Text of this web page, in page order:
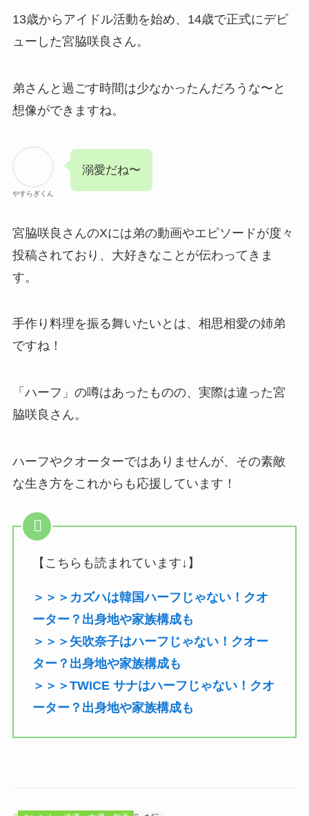
13歳からアイドル活動を始め、14歳で正式にデビ
ューした宮脇咲良さん。
弟さんと過ごす時間は少なかったんだろうな〜と
想像ができますね。
やすらぎくん
溺愛だね〜
宮脇咲良さんのXには弟の動画やエピソードが度々
投稿されており、大好きなことが伝わってきま
す。
手作り料理を振る舞いたいとは、相思相愛の姉弟
ですね！
「ハーフ」の噂はあったものの、実際は違った宮
脇咲良さん。
ハーフやクオーターではありませんが、その素敵
な生き方をこれからも応援しています！
【こちらも読まれています↓】
＞＞＞カズハは韓国ハーフじゃない！クオ
ーター？出身地や家族構成も
＞＞＞矢吹奈子はハーフじゃない！クオー
ター？出身地や家族構成も
＞＞＞TWICE サナはハーフじゃない！クオ
ーター？出身地や家族構成も